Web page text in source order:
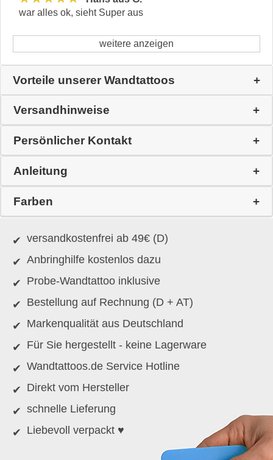
war alles ok, sieht Super aus
weitere anzeigen
Vorteile unserer Wandtattoos
Versandhinweise
Persönlicher Kontakt
Anleitung
Farben
versandkostenfrei ab 49€ (D)
Anbringhilfe kostenlos dazu
Probe-Wandtattoo inklusive
Bestellung auf Rechnung (D + AT)
Markenqualität aus Deutschland
Für Sie hergestellt - keine Lagerware
Wandtattoos.de Service Hotline
Direkt vom Hersteller
schnelle Lieferung
Liebevoll verpackt ♥